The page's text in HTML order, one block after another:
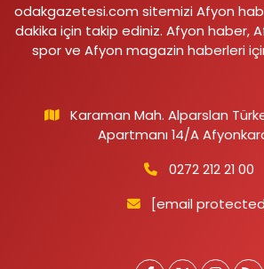
odakgazetesi.com sitemizi Afyon
dakika için takip ediniz. Afyon haber,
spor ve Afyon magazin haberleri
Karaman Mah. Alparslan
Apartmanı 14/A
0272 212 21 00
[email